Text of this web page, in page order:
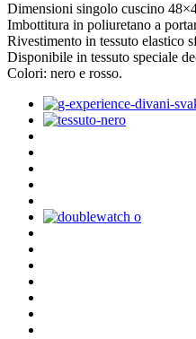
Dimensioni singolo cuscino
Imbottitura in poliuretano a
Rivestimento in tessuto elastico
Disponibile in tessuto speciale
Colori: nero e rosso.